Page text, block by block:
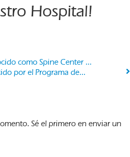
Hospital!
como Spine Center ...
por el Programa de...
Sé el primero en enviar un